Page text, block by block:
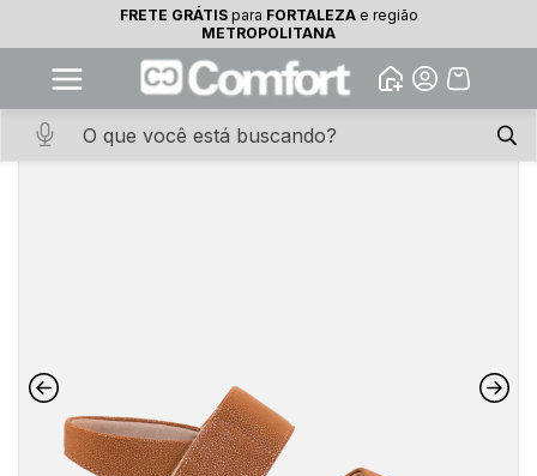
10% OFF na primeira compra
Baixe o app. Cupom BEMVINDO10
(100+)
Abrir
FRETE GRÁTISpara FORTALEZAe região
METROPOLITANA
Início · CALCADOS · SANDALIA · Sandália Mascavo Velcro